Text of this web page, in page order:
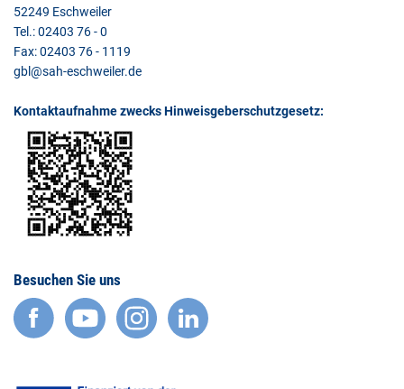
52249 Eschweiler
Tel.: 02403 76 - 0
Fax: 02403 76 - 1119
gbl@sah-eschweiler.de
Kontaktaufnahme zwecks Hinweisgeberschutzgesetz:
Besuchen Sie uns
facebook
YouTube
Instagram